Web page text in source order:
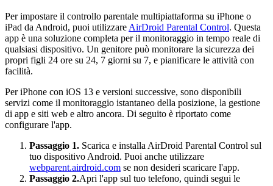
Per impostare il controllo parentale multipiattaforma su iPhone o
iPad da Android, puoi utilizzare AirDroid Parental Control. Questa
app è una soluzione completa per il monitoraggio in tempo reale di
qualsiasi dispositivo. Un genitore può monitorare la sicurezza dei
propri figli 24 ore su 24, 7 giorni su 7, e pianificare le attività con
facilità.
Per iPhone con iOS 13 e versioni successive, sono disponibili
servizi come il monitoraggio istantaneo della posizione, la gestione
di app e siti web e altro ancora. Di seguito è riportato come
configurare l'app.
Passaggio 1. Scarica e installa AirDroid Parental Control sul
tuo dispositivo Android. Puoi anche utilizzare
webparent.airdroid.com se non desideri scaricare l'app.
Passaggio 2.Apri l'app sul tuo telefono, quindi segui le